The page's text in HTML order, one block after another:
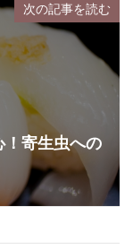
次の記事を読む
寄生虫への